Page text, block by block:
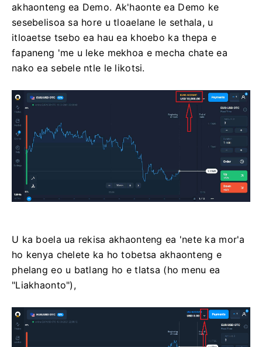
akhaonteng ea Demo. Ak'haonte ea Demo ke
sesebelisoa sa hore u tloaelane le sethala, u
itloaetse tsebo ea hau ea khoebo ka thepa e
fapaneng 'me u leke mekhoa e mecha chate ea
nako ea sebele ntle le likotsi.
U ka boela ua rekisa akhaonteng ea 'nete ka mor'a
ho kenya chelete ka ho tobetsa akhaonteng e
phelang eo u batlang ho e tlatsa (ho menu ea
"Liakhaonto"),